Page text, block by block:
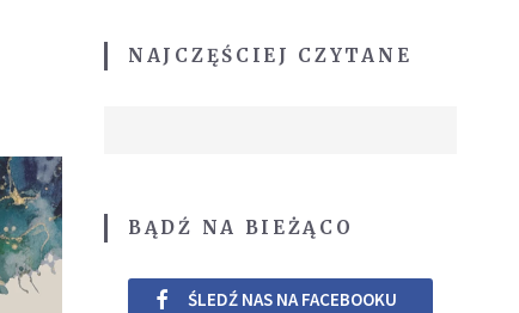
NAJCZĘŚCIEJ CZYTANE
BĄDŹ NA BIEŻĄCO
ŚLEDŹ NAS NA FACEBOOKU